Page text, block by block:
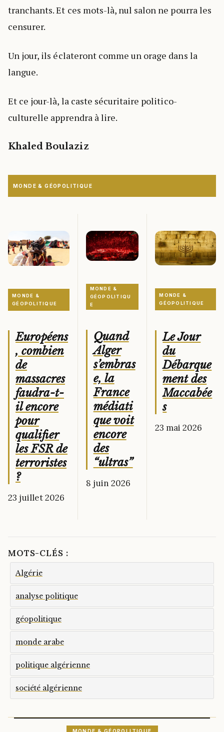
tranchants. Et ces mots-là, nul salon ne pourra les
censurer.
Un jour, ils éclateront comme un orage dans la
langue.
Et ce jour-là, la caste sécuritaire politico-
culturelle apprendra à lire.
Khaled Boulaziz
MONDE & GÉOPOLITIQUE
MONDE &
GÉOPOLITIQUE
Européens
, combien
de
massacres
faudra-t-
il encore
pour
qualifier
les FSR de
terroristes
?
23 juillet 2026
MONDE &
GÉOPOLITIQU
E
Quand
Alger
s’embras
e, la
France
médiati
que voit
encore
des
“ultras”
8 juin 2026
MONDE &
GÉOPOLITIQUE
Le Jour
du
Débarque
ment des
Maccabée
s
23 mai 2026
MOTS-CLÉS :
Algérie
analyse politique
géopolitique
monde arabe
politique algérienne
société algérienne